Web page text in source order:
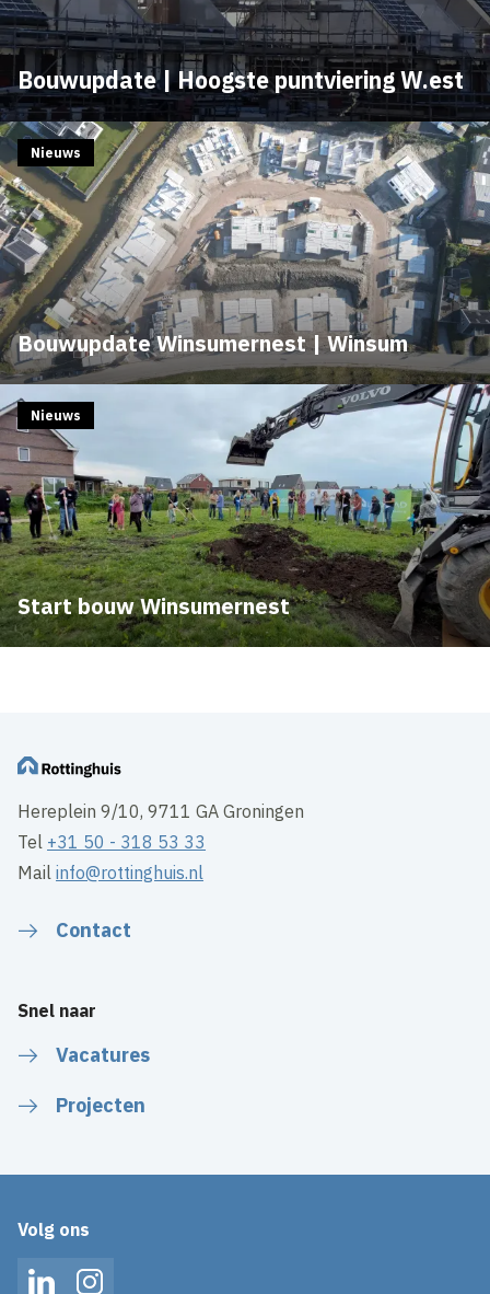
Bouwupdate | Hoogste puntviering W.est
Bouwupdate Winsumernest | Winsum
Nieuws
Start bouw Winsumernest
Nieuws
Hereplein 9/10, 9711 GA Groningen
Tel +31 50 - 318 53 33
Mailinfo@rottinghuis.nl
Contact
Snel naar
Vacatures
Projecten
Volg ons